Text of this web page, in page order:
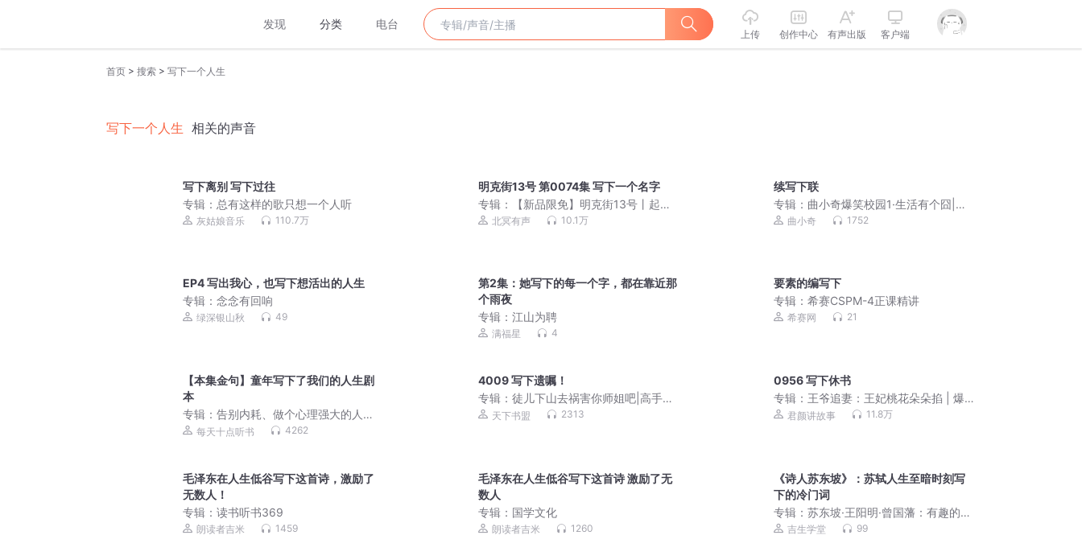
发现 分类 电台
上传 创作中心 有声出版 客户端
首页 > 搜索 > 写下一个人生
写下一个人生 相关的声音
写下离别 写下过往
专辑： 总有这样的歌只想一个人听
灰姑娘音乐 110.7万
明克街13号 第0074集 写下一个名字
专辑：
【新品限免】明克街13号丨起点
TOP3霸榜丨多人剧
北冥有声 10.1万
续写下联
专辑： 曲小奇爆笑校园1·生活有个囧|小
学生笑话|睡前故事
曲小奇 1752
EP4 写出我心，也写下想活出的人生
专辑： 念念有回响
绿深银山秋 49
第2集：她写下的每一个字，都在靠近那
个雨夜
专辑：江山为聘
满福星 4
要素的编写下
专辑：希赛CSPM-4正课精讲
希赛网 21
【本集金句】童年写下了我们的人生剧
本
专辑： 告别内耗、做个心理强大的人
《蛤蟆先生去看心理医生》解读 | 允许
每天十点听书 4262
4009 写下遗嘱！
专辑：徒儿下山去祸害你师姐吧|高手下
山，我有九个无敌师父
天下书盟 2313
0956 写下休书
专辑： 王爷追妻：王妃桃花朵朵掐 | 爆
笑甜宠 | 免费多人剧
君颜讲故事 11.8万
毛泽东在人生低谷写下这首诗，激励了
无数人！
专辑： 读书听书369
朗读者吉米 1459
毛泽东在人生低谷写下这首诗 激励了无
数人
专辑： 国学文化
朗读者吉米 1260
《诗人苏东坡》：苏轼人生至暗时刻写
下的冷门词
专辑：苏东坡·王阳明·曾国藩：有趣的灵
魂只有他一个|庄子
吉生学堂 99